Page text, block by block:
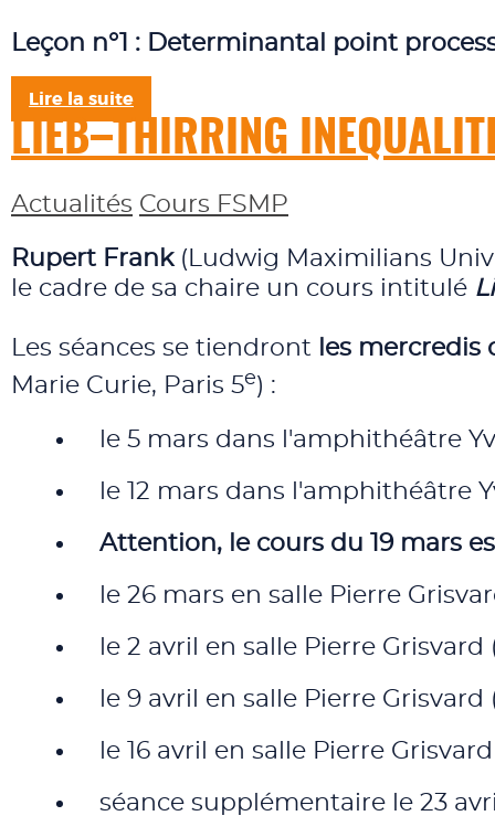
Leçon n°1 : Determinantal point
Lire la suite
LIEB–THIRRING
Actualités Cours FSMP
Rupert Frank(Ludwig Maximilians
le cadre de sa chaire un cours intitulé
Les séances se tiendront
les mercredis
Marie Curie, Paris 5e) :
le 5 mars dans l'amphithéâtre
le 12 mars dans l'amphithéâtre
Attention, le cours du 19 mars
le 26 mars en salle Pierre
le 2 avril en salle Pierre
le 9 avril en salle Pierre
le 16 avril en salle Pierre
séance supplémentaire le 23